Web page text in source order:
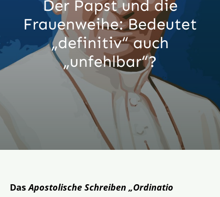
Veröffentlichungen
Der Papst und die
Frauenweihe: Bedeutet
„definitiv“ auch
„unfehlbar“?
DasApostolische Schreiben „Ordinatio